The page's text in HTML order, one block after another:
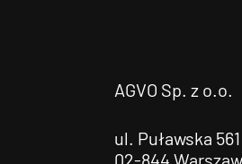
AGVO Sp. z o.o.
ul. Puławska 561
02-844